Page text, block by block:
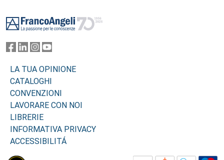
LA TUA OPINIONE
CATALOGHI
CONVENZIONI
LAVORARE CON NOI
LIBRERIE
INFORMATIVA PRIVACY
ACCESSIBILITÁ